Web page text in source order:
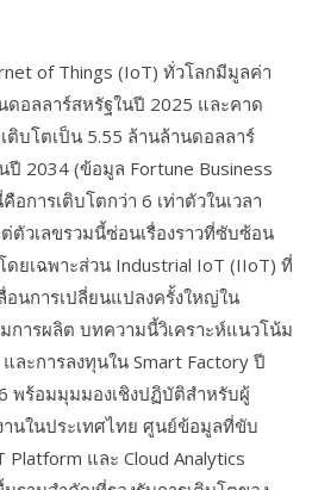
of Things (IoT) ทั่วโลกมีมูลค่า
ดอลลาร์สหรัฐในปี 2025 และคาด
ติบโตเป็น 5.55 ล้านล้านดอลลาร์
ปี 2034 (ข้อมูล Fortune Business
อการเติบโตกว่า 6 เท่าตัวในเวลา
ตัวเลขรวมนี้ซ่อนเรื่องราวที่ซับซ้อน
ยเฉพาะส่วน Industrial IoT (IIoT) ที่
อนการเปลี่ยนแปลงครั้งใหญ่ใน
การผลิต บทความนี้วิเคราะห์แนวโน้ม
ละการลงทุนใน Smart Factory ปี
พร้อมมุมมองเชิงปฏิบัติสำหรับผู้
านในประเทศไทย ศูนย์ข้อมูลที่ขับ
Platform และ Cloud Analytics